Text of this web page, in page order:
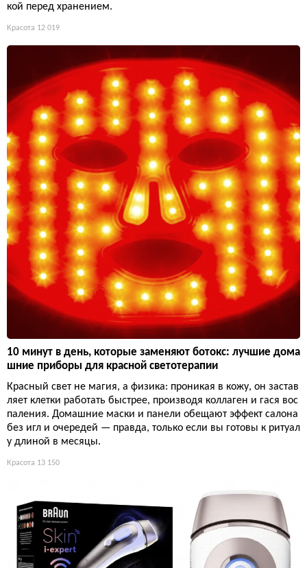
кой перед хранением.
Красота 12 019
10 минут в день, которые заменяют ботокс: лучшие дома
шние приборы для красной светотерапии
Красный свет не магия, а физика: проникая в кожу, он застав
ляет клетки работать быстрее, производя коллаген и гася вос
паления. Домашние маски и панели обещают эффект салона
без игл и очередей — правда, только если вы готовы к ритуал
у длиной в месяцы.
Красота 13 150